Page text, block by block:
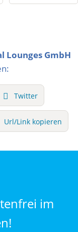
Lounges GmbH
Twitter
Url/Link kopieren
im